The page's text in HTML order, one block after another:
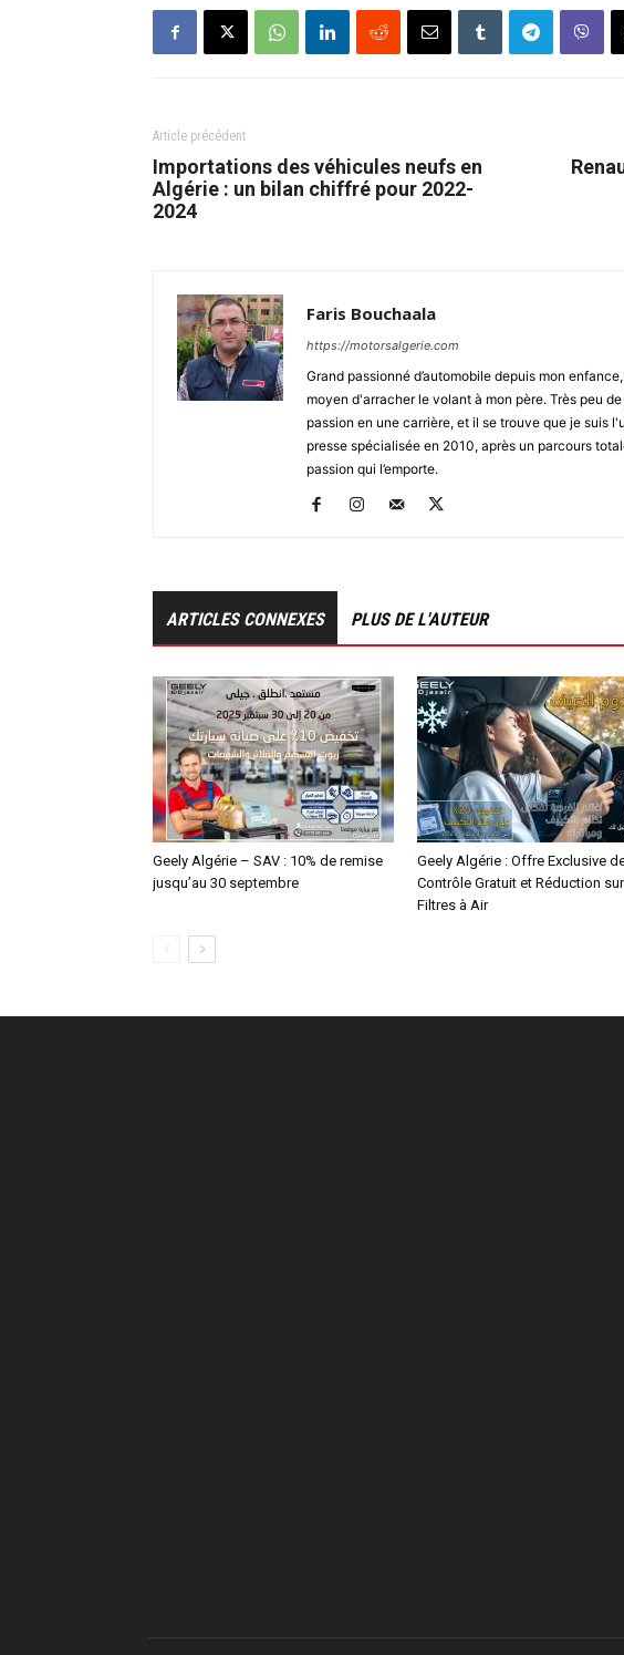
Article précédent
Importations des véhicules neufs en
Algérie : un bilan chiffré pour 2022-
2024
Faris Bouchaala
https://motorsalgerie.com
Grand passionné d’automobile depuis mon
moyen d'arracher le volant à mon père. Très peu
passion en une carrière, et il se trouve que je suis
presse spécialisée en 2010, après un parcours
passion qui l’emporte.
ARTICLES CONNEXES PLUS DE L'AUTEUR
Geely Algérie – SAV : 10% de remise
jusqu’au 30 septembre
Geely Algérie : Offre Exclusive
Contrôle Gratuit et Réduction
Filtres à Air